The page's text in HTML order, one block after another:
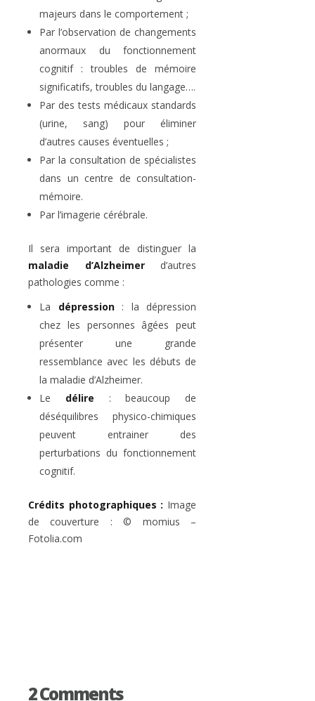
majeurs dans le comportement ;
Par l’observation de changements
anormaux du fonctionnement
cognitif : troubles de mémoire
significatifs, troubles du langage….
Par des tests médicaux standards
(urine, sang) pour éliminer
d’autres causes éventuelles ;
Par la consultation de spécialistes
dans un centre de consultation-
mémoire.
Par l’imagerie cérébrale.
Il sera important de distinguer la
maladie d’Alzheimerd’autres
pathologies comme :
La dépression: la dépression
chez les personnes âgées peut
présenter une grande
ressemblance avec les débuts de
la maladie d’Alzheimer.
Le délire : beaucoup de
déséquilibres physico-chimiques
peuvent entrainer des
perturbations du fonctionnement
cognitif.
Crédits photographiques : Image
de couverture : © momius –
Fotolia.com
2 Comments